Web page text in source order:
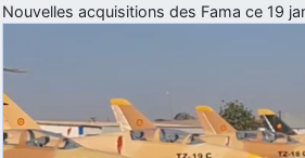
Nouvelles acquisitions des Fama ce 19